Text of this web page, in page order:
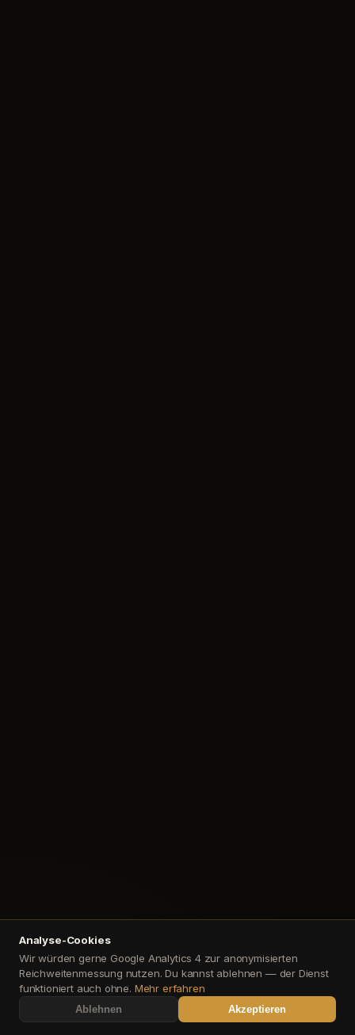
Analyse-Cookies
Wir würden gerne Google Analytics 4 zur anonymisierten
Reichweitenmessung nutzen. Du kannst ablehnen — der Dienst
funktioniert auch ohne. Mehr erfahren
Ablehnen Akzeptieren